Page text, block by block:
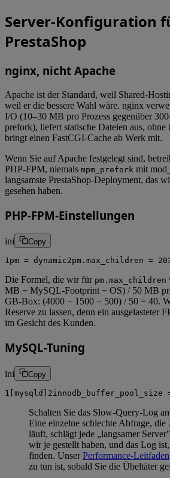
Server-Konfiguration
PrestaShop
nginx, nicht Apache
Apache ist der Standard, weil Shared-
weil er die bessere Wahl wäre. nginx
I/O (10–30 MB pro Prozess gegenüber
prefork), liefert statische Dateien aus, ohne
bringt einen FastCGI-Cache ab Werk mit.
Wenn Sie auf Apache festgelegt sind,
PHP-FPM, niemals mpm_prefork mit
langsamste PrestaShop-Deployment, das
gesehen haben.
PHP-FPM-Einstellungen
ini Copy
1pm = d ynamic2pm.max_children = 20
Die Formel, die wir für pm.max_children
MB − MySQL-Footprint − OS) / 50 MB
GB-Box: (4000 − 1500 − 500) / 50 = 40.
Reserve zu lassen, denn ein ausgelasteter
im Gesicht des Kunden.
MySQL-Tuning
ini Copy
1 [mysqld] 2innodb_buffer_pool_size
Schalten Sie das Slow-Query-Log
Eine einzelne schlechte Abfrage, die
läuft, schlägt jede „langsamer
wir je gestellt haben, und das Log
finden. UnserPerformance-Leitfaden
zu tun ist, sobald Sie die Übeltäter